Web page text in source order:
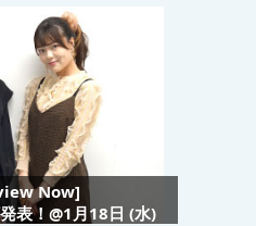
Now]
表！@1月18日 (水)